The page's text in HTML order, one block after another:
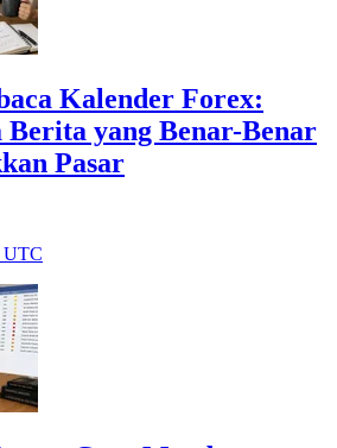
Kalender Forex:
Berita yang Benar-Benar
Pasar
UTC